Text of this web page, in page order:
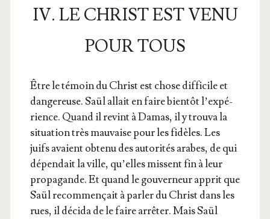
IV. LE CHRIST EST VENU
POUR TOUS
Être le témoin du Christ est chose dif­fi­cile et
dan­ge­reuse. Saül allait en faire bien­tôt l’ex­pé­
rience. Quand il revint à Damas, il y trou­va la
situa­tion très mau­vaise pour les fidèles. Les
juifs avaient obte­nu des auto­ri­tés arabes, de qui
dépen­dait la ville, qu’elles missent fin à leur
pro­pa­gande. Et quand le gou­ver­neur apprit que
Saül recom­men­çait à par­ler du Christ dans les
rues, il déci­da de le faire arrê­ter. Mais Saül